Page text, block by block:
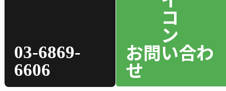
03-6869-
6606
お問い合わ
せ